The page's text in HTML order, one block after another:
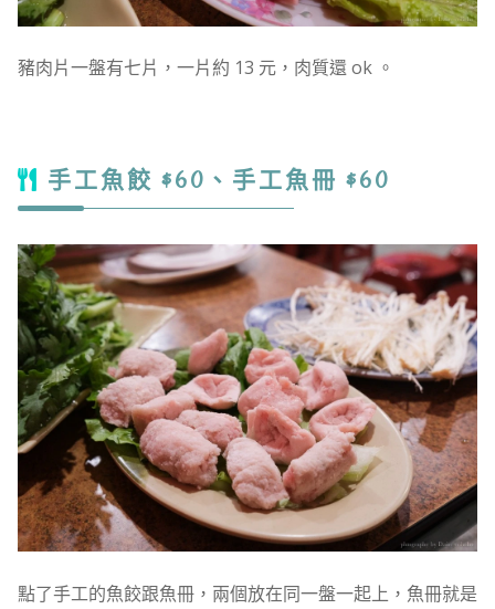
豬肉片一盤有七片，一片約 13 元，肉質還 ok 。
手工魚餃 $60、手工魚冊 $60
點了手工的魚餃跟魚冊，兩個放在同一盤一起上，魚冊就是